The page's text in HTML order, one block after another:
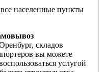
населенные пункты
складов
вы можете
услугой